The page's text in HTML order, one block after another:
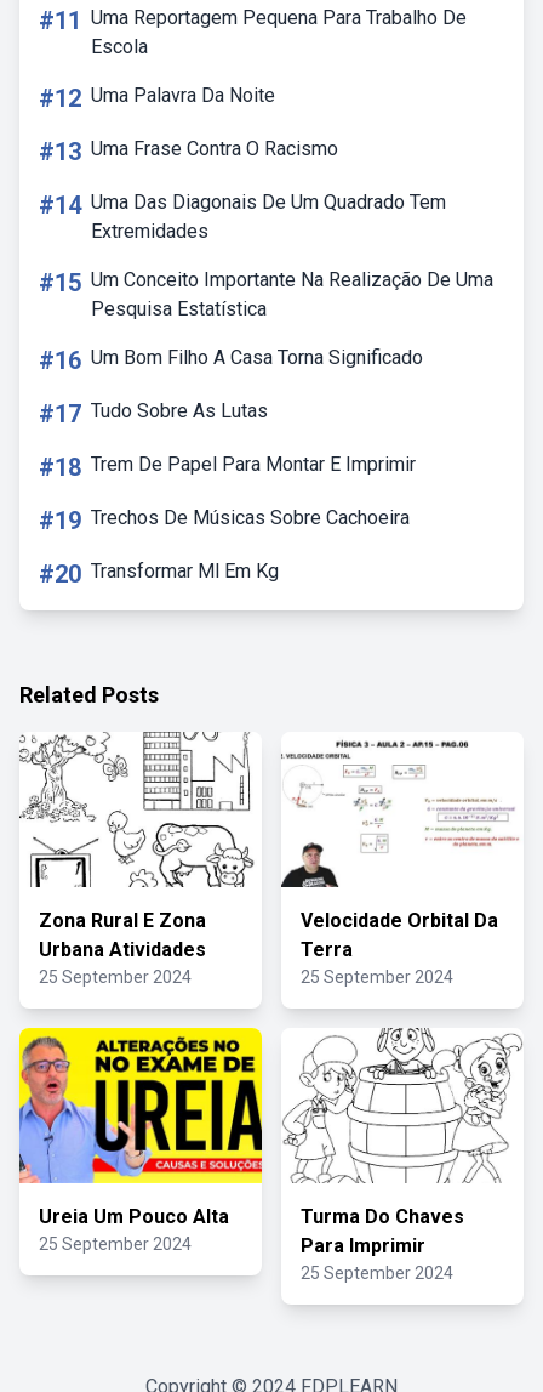
#11 Uma Reportagem Pequena Para Trabalho De
Escola
#12 Uma Palavra Da Noite
#13 Uma Frase Contra O Racismo
#14 Uma Das Diagonais De Um Quadrado Tem
Extremidades
#15 Um Conceito Importante Na Realização De Uma
Pesquisa Estatística
#16 Um Bom Filho A Casa Torna Significado
#17 Tudo Sobre As Lutas
#18 Trem De Papel Para Montar E Imprimir
#19 Trechos De Músicas Sobre Cachoeira
#20 Transformar Ml Em Kg
Related Posts
Zona Rural E Zona
Urbana Atividades
25 September 2024
Velocidade Orbital Da
Terra
25 September 2024
Ureia Um Pouco Alta
25 September 2024
Turma Do Chaves
Para Imprimir
25 September 2024
Copyright © 2024 FDPLEARN